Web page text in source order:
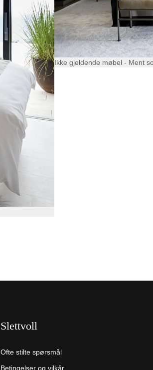
Ikke gjeldende møbel - Ment
Slettvoll
Ofte stilte spørsmål
Betingelser og vilkår